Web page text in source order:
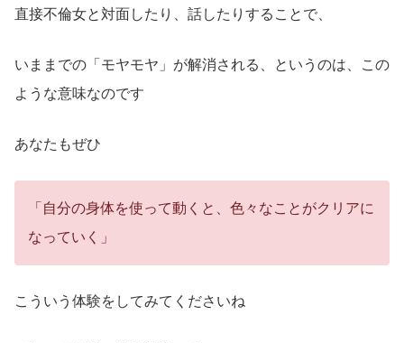
直接不倫女と対面したり、話したりすることで、
いままでの「モヤモヤ」が解消される、というのは、この
ような意味なのです
あなたもぜひ
「自分の身体を使って動くと、色々なことがクリアに
なっていく」
こういう体験をしてみてくださいね